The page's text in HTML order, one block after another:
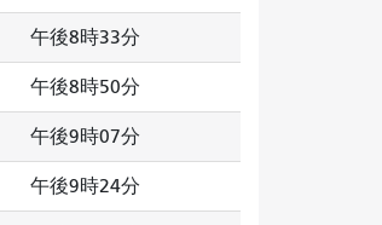
午後8時33分
午後8時50分
午後9時07分
午後9時24分